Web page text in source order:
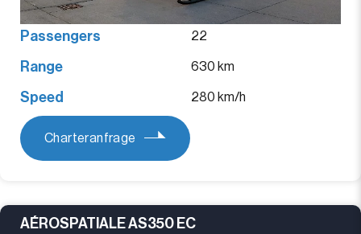
Passengers 22
Range 630 km
Speed 280 km/h
Charteranfrage
AÉROSPATIALE AS350 EC